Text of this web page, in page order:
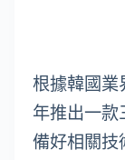
根據韓國業
年推出一款
備好相關技